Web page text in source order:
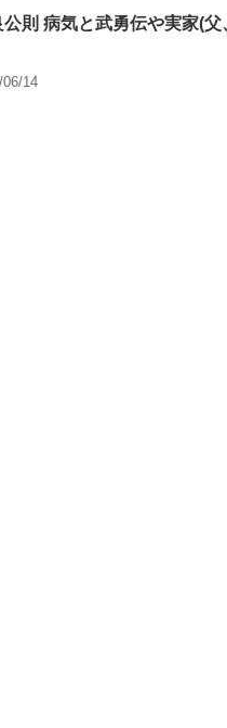
公則 病気と武勇伝や実家(
06/14